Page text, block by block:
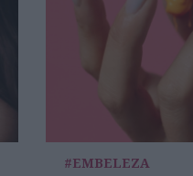
#EMBELEZA